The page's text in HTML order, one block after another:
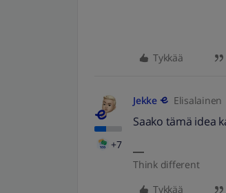
Tykkää
+7
Jekke Elisalainen
Saako tämä idea
Think different
Tykkää